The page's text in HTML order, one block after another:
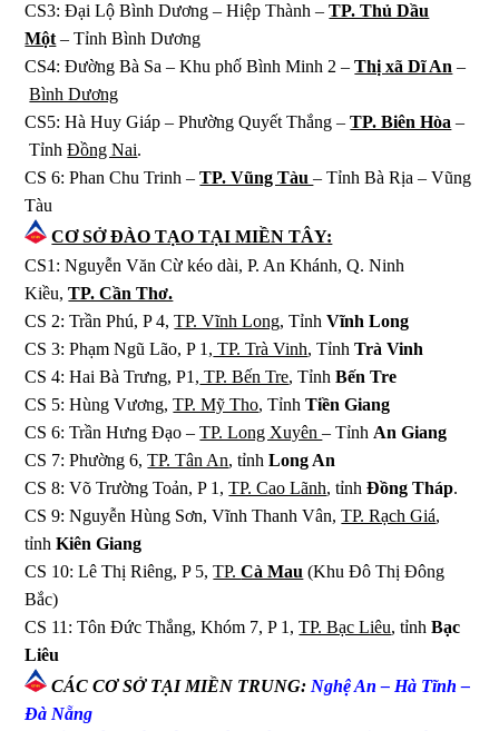
CS3: Đại Lộ Bình Dương – Hiệp Thành –TP. Thủ Dầu
Một – Tỉnh Bình Dương
CS4: Đường Bà Sa – Khu phố Bình Minh 2 –Thị xã Dĩ An –
Bình Dương
CS5: Hà Huy Giáp – Phường Quyết Thắng –TP. Biên Hòa –
TỉnhĐồng Nai.
CS 6: Phan Chu Trinh –TP. Vũng Tàu– Tỉnh Bà Rịa – Vũng
Tàu
CƠ SỞ ĐÀO TẠO TẠI MIỀN TÂY:
CS1: Nguyễn Văn Cừ kéo dài, P. An Khánh, Q. Ninh
Kiều,TP. Cần Thơ.
CS 2: Trần Phú, P 4,TP. Vĩnh Long, Tỉnh Vĩnh Long
CS 3: Phạm Ngũ Lão, P 1, TP. Trà Vinh, TỉnhTrà Vinh
CS 4: Hai Bà Trưng, P1, TP. Bến Tre, TỉnhBến Tre
CS 5: Hùng Vương,TP. Mỹ Tho, TỉnhTiền Giang
CS 6: Trần Hưng Đạo –TP. Long Xuyên– Tỉnh An Giang
CS 7: Phường 6,TP. Tân An, tỉnhLong An
CS 8: Võ Trường Toản, P 1,TP. Cao Lãnh, tỉnhĐồng Tháp.
CS 9: Nguyễn Hùng Sơn, Vĩnh Thanh Vân,TP. Rạch Giá,
tỉnhKiên Giang
CS 10: Lê Thị Riêng, P 5,TP.Cà Mau (Khu Đô Thị Đông
Bắc)
CS 11: Tôn Đức Thắng, Khóm 7, P 1,TP. Bạc Liêu, tỉnhBạc
Liêu
CÁC CƠ SỞ TẠI MIỀN TRUNG: Nghệ An – Hà Tĩnh –
Đà Nẵng